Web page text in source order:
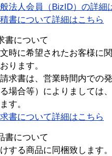
法人会員（BizID）の詳細
書について詳細はこちら
書について
時に希望されたお客様に
ります。
求書は、営業時間内での
場合等）によりましては
す。
書について詳細はこちら
書について
する商品に同梱致します。